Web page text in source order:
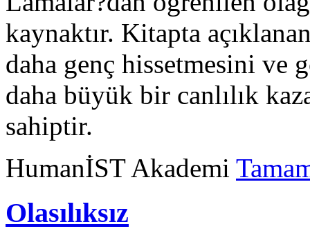
kaynaktır. Kitapta
daha genç hissetmesini ve
daha büyük bir canlılık
sahiptir.
HumanİST Akademi
Olasılıksız